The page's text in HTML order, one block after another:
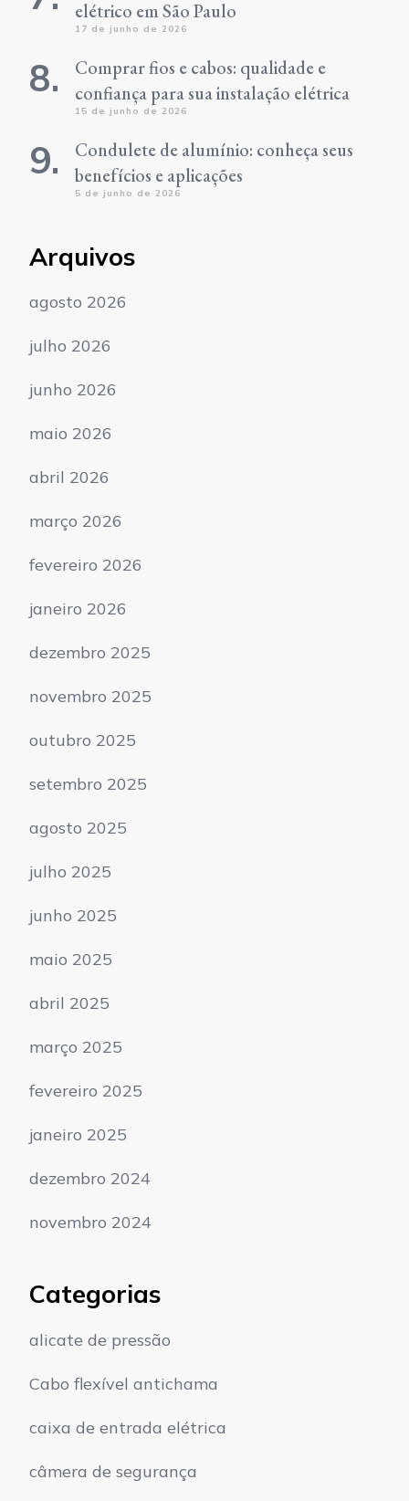
elétrico em São Paulo
17 de junho de 2026
Comprar fios e cabos: qualidade e
confiança para sua instalação elétrica
15 de junho de 2026
Condulete de alumínio: conheça seus
benefícios e aplicações
5 de junho de 2026
Arquivos
agosto 2026
julho 2026
junho 2026
maio 2026
abril 2026
março 2026
fevereiro 2026
janeiro 2026
dezembro 2025
novembro 2025
outubro 2025
setembro 2025
agosto 2025
julho 2025
junho 2025
maio 2025
abril 2025
março 2025
fevereiro 2025
janeiro 2025
dezembro 2024
novembro 2024
Categorias
alicate de pressão
Cabo flexível antichama
caixa de entrada elétrica
câmera de segurança